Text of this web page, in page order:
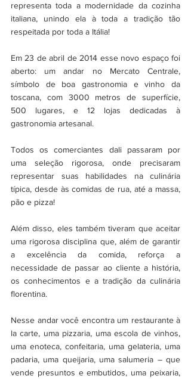
representa toda a modernidade da cozinha
italiana, unindo ela à toda a tradição tão
respeitada por toda a Itália!
Em 23 de abril de 2014 esse novo espaço foi
aberto: um andar no Mercato Centrale,
símbolo de boa gastronomia e vinho da
toscana, com 3000 metros de superfície,
500 lugares, e 12 lojas dedicadas à
gastronomia artesanal.
Todos os comerciantes dali passaram por
uma seleção rigorosa, onde precisaram
representar suas habilidades na culinária
típica, desde às comidas de rua, até a massa,
pão e pizza!
Além disso, eles também tiveram que aceitar
uma rigorosa disciplina que, além de garantir
a excelência da comida, reforça a
necessidade de passar ao cliente a história,
os conhecimentos e a tradição da culinária
florentina.
Nesse andar você encontra um restaurante à
la carte, uma pizzaria, uma escola de vinhos,
uma enoteca, confeitaria, uma gelateria, uma
padaria, uma queijaria, uma salumeria – que
vende presuntos e embutidos, uma peixaria,